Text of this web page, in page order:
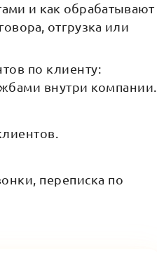
и как обрабатывают
отгрузка или
по клиенту:
внутри компании.
переписка по